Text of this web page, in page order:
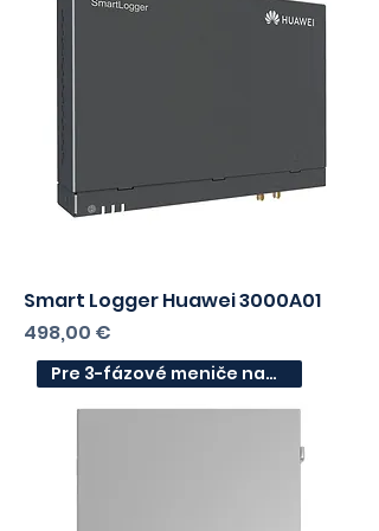
Smart Logger Huawei 3000A01
Cena
498,00 €
Pre 3-fázové meniče napätia.